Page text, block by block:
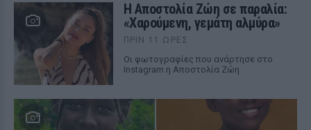
Η Αποστολία Ζώη σε παραλία:
«Χαρούμενη, γεμάτη αλμύρα»
ΠΡΙΝ 11 ΏΡΕΣ
Οι φωτογραφίες που ανάρτησε στο
Instagram η Αποστολία Ζώη